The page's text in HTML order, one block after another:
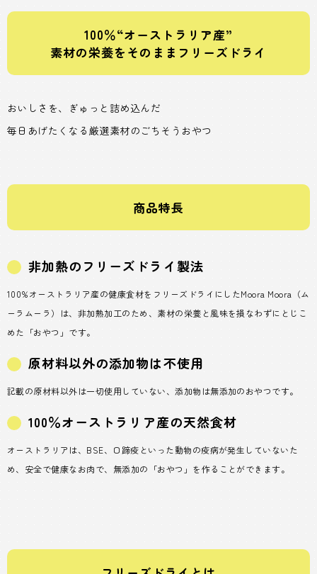
100％“オーストラリア産”
素材の栄養をそのままフリーズドライ
おいしさを、ぎゅっと詰め込んだ
毎日あげたくなる厳選素材のごちそうおやつ
商品特長
非加熱のフリーズドライ製法
100%オーストラリア産の健康食材をフリーズドライにしたMoora Moora（ム
ーラムーラ）は、非加熱加工のため、素材の栄養と風味を損なわずにとじこ
めた「おやつ」です。
原材料以外の添加物は不使用
記載の原材料以外は一切使用していない、添加物は無添加のおやつです。
100％オーストラリア産の天然食材
オーストラリアは、BSE、口蹄疫といった動物の疫病が発生していないた
め、安全で健康なお肉で、無添加の「おやつ」を作ることができます。